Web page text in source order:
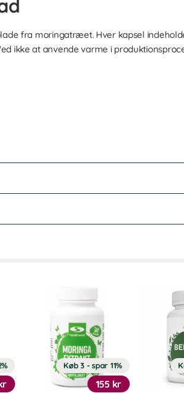
fra moringatræet. Hver kapsel
ikke at anvende varme i
Køb 3 - spar 11%
155 kr